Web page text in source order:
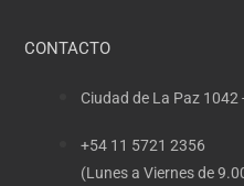
CONTACTO
Ciudad de La Paz 1042
+54 11 5721 2356
(Lunes a Viernes de